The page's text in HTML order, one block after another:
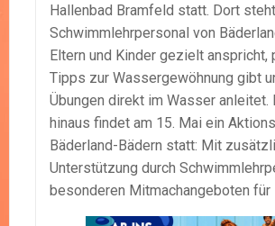
Hallenbad Bramfeld statt. Dort
Schwimmlehrpersonal von
Eltern und Kinder gezielt anspricht,
Tipps zur Wassergewöhnung gibt
Übungen direkt im Wasser anleitet.
hinaus findet am 15. Mai ein
Bäderland-Bädern statt: Mit
Unterstützung durch
besonderen Mitmachangeboten für